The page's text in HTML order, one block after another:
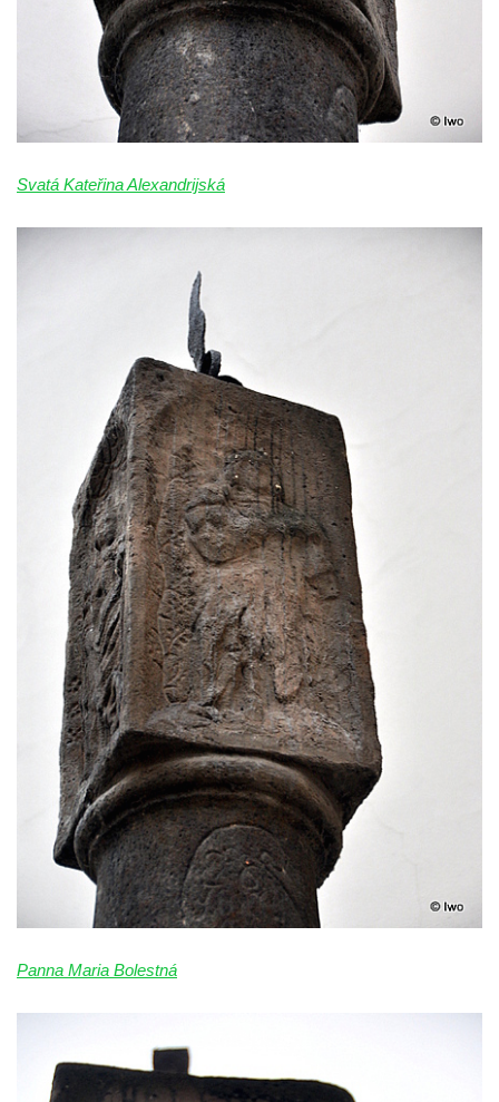
Janské
Sloup svatého Jana Nepomuckého v
Roudnici nad Labem
Sloup se sochou svatého Vavřince v
Roudnici nad Labem
Sloup svatého Václava v Kamenici u Zákup
Sloup sv. Judy Tadeáše v Nábřežní ulici v
Sloup s (chybějící) sochou sv. Jana
Nepomuckého u Bredovského letohrádku
Sloup s kaplicí (boží muka) u Rynoltic
Sloup s kaplicí (boží muka) v Jablonném v
Podještědí – Markvarticích
Sloup s kaplicí (boží muka) ve Lvové
Sloup Nejsvětější Trojice v Zákupech
Sloup Panny Marie v Okrouhlické ulici v
Mimoni
Sloup se sochou Anny Samotřetí v Hrádku
nad Nisou
Sloup Panny Marie v Bělé pod Bezdězem
Sloup s kaplicí (boží muka) u Hvězdy
Sloup s kaplicí (boží muka) v Kyjích
Sloup Panny Marie v Třebechovicích pod
Orebem
Sloup Nejsvětější Trojice v Třebechovicích
pod Orebem
Sloup s kaplicí (boží muka) Kamenická
Nalezení svatého Kříže
Sloup Nejsvětější Trojice v Bakově nad
Svatá Kateřina Alexandrijská
Panna Maria Bolestná